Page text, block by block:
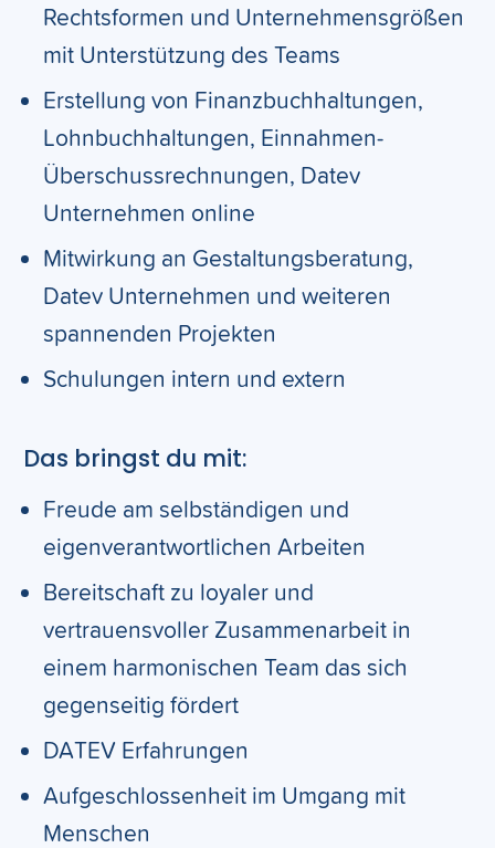
Rechtsformen und Unternehmensgrößen
mit Unterstützung des Teams
Erstellung von Finanzbuchhaltungen,
Lohnbuchhaltungen, Einnahmen-
Überschussrechnungen, Datev
Unternehmen online
Mitwirkung an Gestaltungsberatung,
Datev Unternehmen und weiteren
spannenden Projekten
Schulungen intern und extern
Das bringst du mit:
Freude am selbständigen und
eigenverantwortlichen Arbeiten
Bereitschaft zu loyaler und
vertrauensvoller Zusammenarbeit in
einem harmonischen Team das sich
gegenseitig fördert
DATEV Erfahrungen
Aufgeschlossenheit im Umgang mit
Menschen